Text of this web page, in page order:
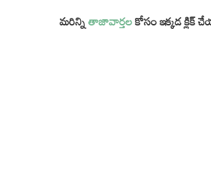
మరిన్నితాజావార్తలకోసం ఇక్కడ క్లిక్